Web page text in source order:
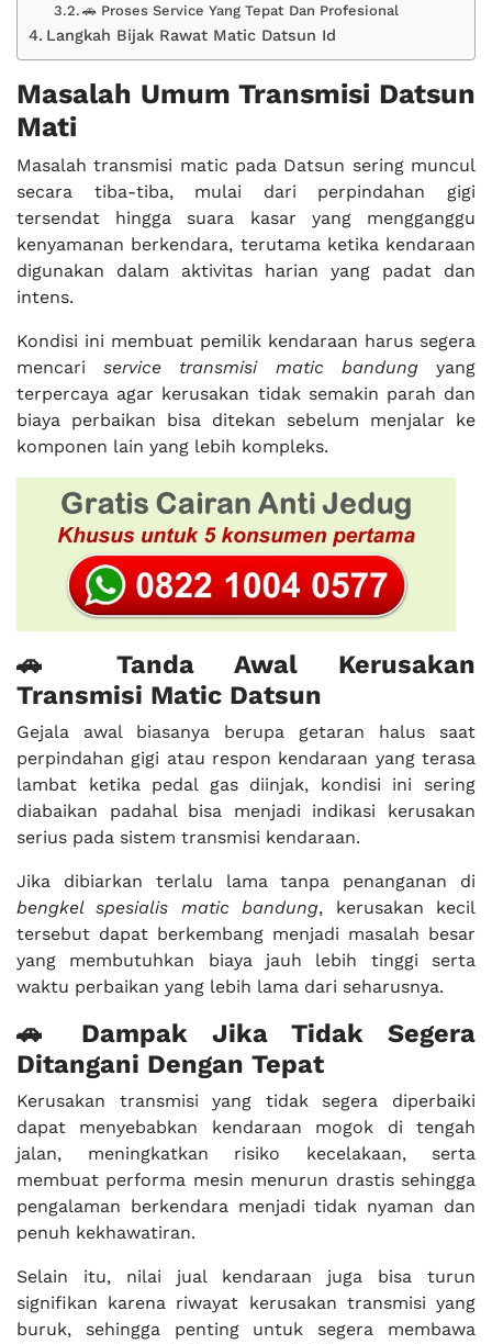
🚗 Proses Service Yang Tepat Dan Profesional
Langkah Bijak Rawat Matic Datsun Id
Masalah Umum Transmisi Datsun
Mati
Masalah transmisi matic pada Datsun sering muncul
secara tiba-tiba, mulai dari perpindahan gigi
tersendat hingga suara kasar yang mengganggu
kenyamanan berkendara, terutama ketika kendaraan
digunakan dalam aktivitas harian yang padat dan
intens.
Kondisi ini membuat pemilik kendaraan harus segera
mencariservice transmisi matic bandungyang
terpercaya agar kerusakan tidak semakin parah dan
biaya perbaikan bisa ditekan sebelum menjalar ke
komponen lain yang lebih kompleks.
🚗 Tanda Awal Kerusakan
Transmisi Matic Datsun
Gejala awal biasanya berupa getaran halus saat
perpindahan gigi atau respon kendaraan yang terasa
lambat ketika pedal gas diinjak, kondisi ini sering
diabaikan padahal bisa menjadi indikasi kerusakan
serius pada sistem transmisi kendaraan.
Jika dibiarkan terlalu lama tanpa penanganan di
bengkel spesialis matic bandung, kerusakan kecil
tersebut dapat berkembang menjadi masalah besar
yang membutuhkan biaya jauh lebih tinggi serta
waktu perbaikan yang lebih lama dari seharusnya.
🚗 Dampak Jika Tidak Segera
Ditangani Dengan Tepat
Kerusakan transmisi yang tidak segera diperbaiki
dapat menyebabkan kendaraan mogok di tengah
jalan, meningkatkan risiko kecelakaan, serta
membuat performa mesin menurun drastis sehingga
pengalaman berkendara menjadi tidak nyaman dan
penuh kekhawatiran.
Selain itu, nilai jual kendaraan juga bisa turun
signifikan karena riwayat kerusakan transmisi yang
buruk, sehingga penting untuk segera membawa